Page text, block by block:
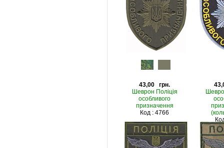
43,00 грн.
Шеврон Поліція
особливого
призначення
Код : 4766